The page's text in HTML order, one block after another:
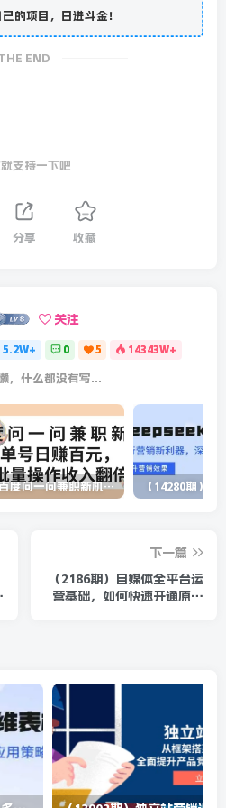
的项目，日进斗金！
THE END
支持一下吧
分享 收藏
关注
5.2W+ 0 5 14343W+
，什么都没有写...
百度问一问兼职新机遇，单号日赚百元，批量操作收入翻倍
下一篇
（2186期）自媒体全平台运
营基础，如何快速开通原创